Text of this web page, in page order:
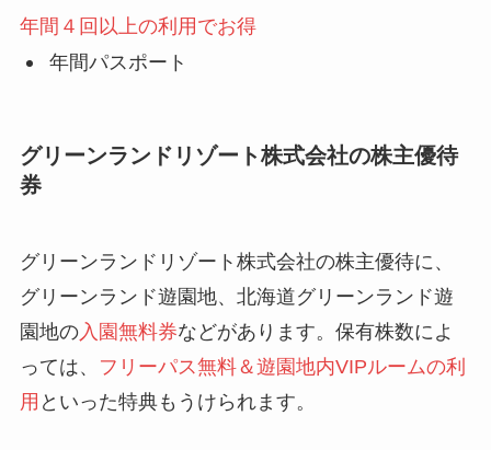
年間４回以上の利用でお得
年間パスポート
グリーンランドリゾート株式会社の株主優待
券
グリーンランドリゾート株式会社の株主優待に、
グリーンランド遊園地、北海道グリーンランド遊
園地の入園無料券などがあります。保有株数によ
っては、
フリーパス無料＆遊園地内VIPルームの利
用 といった特典もうけられます。